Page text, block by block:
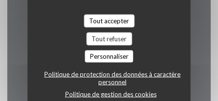
Tout accepter
Tout refuser
Personnaliser
Politique de protection des données à caractère
personnel
Politique de gestion des cookies
17h30 - 22h00
Samedi
12h00 - 15h00 • 17h30 - 22h00
Dimanche